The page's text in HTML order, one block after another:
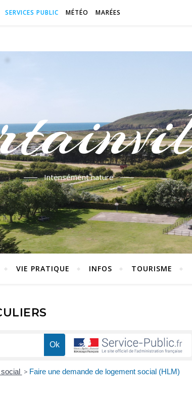
SERVICES PUBLIC MÉTÉO MARÉES
Intensément nature
VIE PRATIQUE INFOS TOURISME
> Faire une demande de logement social (HLM)